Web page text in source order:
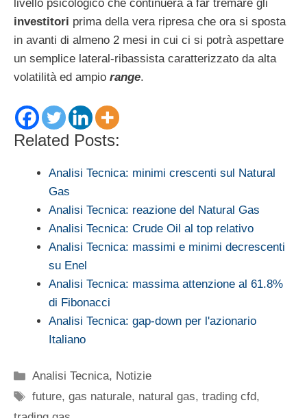
livello psicologico che continuerà a far tremare gli
investitori prima della vera ripresa che ora si sposta
in avanti di almeno 2 mesi in cui ci si potrà aspettare
un semplice lateral-ribassista caratterizzato da alta
volatilità ed ampio range.
Related Posts:
Analisi Tecnica: minimi crescenti sul Natural
Gas
Analisi Tecnica: reazione del Natural Gas
Analisi Tecnica: Crude Oil al top relativo
Analisi Tecnica: massimi e minimi decrescenti
su Enel
Analisi Tecnica: massima attenzione al 61.8%
di Fibonacci
Analisi Tecnica: gap-down per l'azionario
Italiano
Categorie
Analisi Tecnica, Notizie
Tag
future,gas naturale, natural gas,trading cfd,